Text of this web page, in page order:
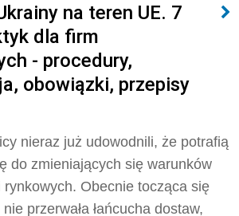
na teren UE. 7
dla firm
- procedury,
obowiązki, przepisy
nieraz już udowodnili, że potrafią
do zmieniających się warunków
Obecnie tocząca się
przerwała łańcucha dostaw,